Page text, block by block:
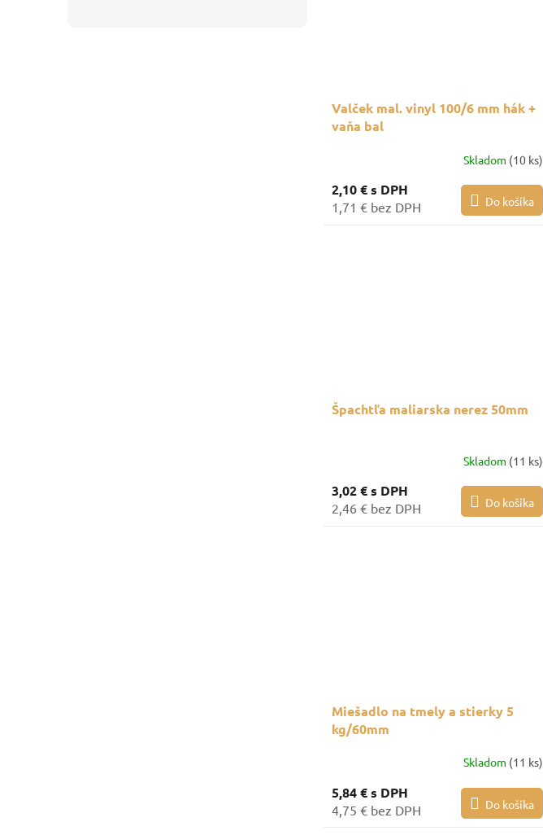
Valček mal. vinyl 100/6 mm hák +
vaňa bal
Skladom (10 ks)
2,10 €s DPH
1,71 € bez DPH Do košíka
Špachtľa maliarska nerez 50mm
Skladom (11 ks)
3,02 €s DPH
2,46 € bez DPH Do košíka
Miešadlo na tmely a stierky 5
kg/60mm
Skladom (11 ks)
5,84 €s DPH
4,75 € bez DPH Do košíka